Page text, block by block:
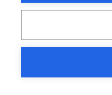
Odřené auto